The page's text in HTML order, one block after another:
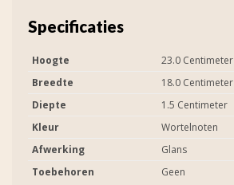
Specificaties
Hoogte
23.0 Centimeter
Breedte
18.0 Centimeter
Diepte
1.5 Centimeter
Kleur
Wortelnoten
Afwerking
Glans
Toebehoren
Geen